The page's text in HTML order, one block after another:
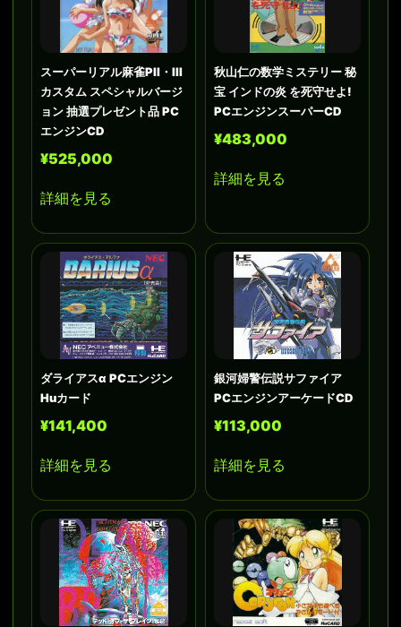
スーパーリアル麻雀PII・III
カスタム スペシャルバージ
ョン 抽選プレゼント品 PC
エンジンCD
¥525,000
詳細を見る
秋山仁の数学ミステリー 秘
宝 インドの炎 を死守せよ!
PCエンジンスーパーCD
¥483,000
詳細を見る
ダライアスα PCエンジン
Huカード
¥141,400
詳細を見る
銀河婦警伝説サファイア
PCエンジンアーケードCD
¥113,000
詳細を見る